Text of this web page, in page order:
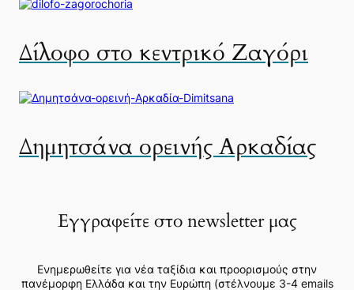
Δίλοφο στο κεντρικό Ζαγόρι
Δημητσάνα ορεινής Αρκαδίας
Εγγραφείτε στο newsletter μας
Ενημερωθείτε για νέα ταξίδια και προορισμούς στην
πανέμορφη Ελλάδα και την Ευρώπη (στέλνουμε 3-4 emails